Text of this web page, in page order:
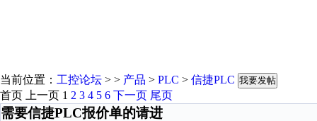
当前位置： 工控论坛 > > 产品 > PLC > 信捷PLC 我要发帖
首页 上一页 1 2 3 4 5 6 下一页 尾页
需要信捷PLC报价单的请进